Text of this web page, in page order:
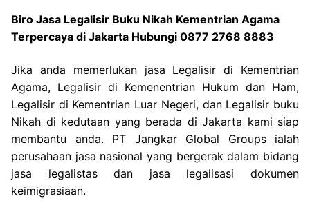
Biro Jasa Legalisir Buku Nikah Kementrian Agama
Terpercaya di Jakarta Hubungi 0877 2768 8883
Jika anda memerlukan jasa Legalisir di Kementrian
Agama, Legalisir di Kemenentrian Hukum dan Ham,
Legalisir di Kementrian Luar Negeri, dan Legalisir buku
Nikah di kedutaan yang berada di Jakarta kami siap
membantu anda. PT Jangkar Global Groups ialah
perusahaan jasa nasional yang bergerak dalam bidang
jasa legalistas dan jasa legalisasi dokumen
keimigrasiaan.